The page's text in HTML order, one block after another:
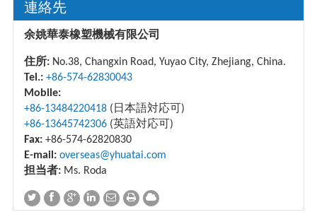
連絡先
余姚華泰橡塑機械有限公司
住所:No.38, Changxin Road, Yuyao City, Zhejiang, China.
Tel.: +86-574-62830043
Mobile:
+86-13484220418(日本語対応可)
+86-13645742306(英語対応可)
Fax:+86-574-62820830
E-mail: overseas@yhuatai.com
担当者:Ms. Roda